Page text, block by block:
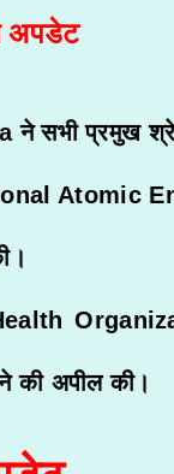
अपडेट
ने सभी प्रमुख
Atomic
की अपील की।